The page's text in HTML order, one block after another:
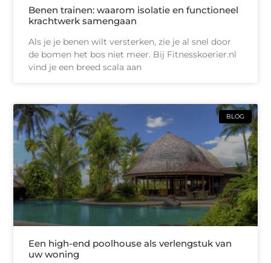
Benen trainen: waarom isolatie en functioneel
krachtwerk samengaan
Als je je benen wilt versterken, zie je al snel door
de bomen het bos niet meer. Bij Fitnesskoerier.nl
vind je een breed scala aan
BLOG
Een high-end poolhouse als verlengstuk van
uw woning